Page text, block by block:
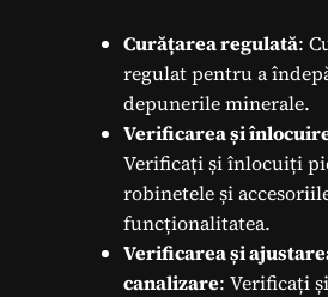
Curățarea regulată:
regulat pentru a
depunerile minerale.
Verificarea și
Verificați și înlocuiți
robinetele și
funcționalitatea.
Verificarea și
canalizare: Verificați